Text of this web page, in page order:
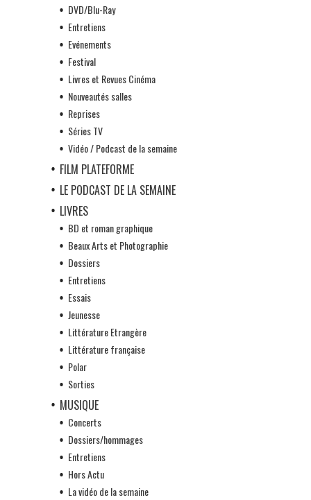
DVD/Blu-Ray
Entretiens
Evénements
Festival
Livres et Revues Cinéma
Nouveautés salles
Reprises
Séries TV
Vidéo / Podcast de la semaine
FILM PLATEFORME
LE PODCAST DE LA SEMAINE
LIVRES
BD et roman graphique
Beaux Arts et Photographie
Dossiers
Entretiens
Essais
Jeunesse
Littérature Etrangère
Littérature française
Polar
Sorties
MUSIQUE
Concerts
Dossiers/hommages
Entretiens
Hors Actu
La vidéo de la semaine